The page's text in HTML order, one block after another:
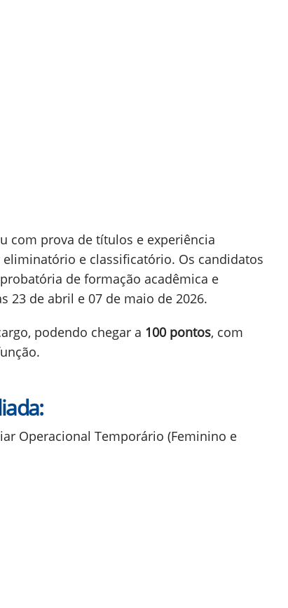
com prova de títulos e experiência
eliminatório e classificatório. Os candidatos
de formação acadêmica e
23 de abril e 07 de maio de 2026.
podendo chegar a 100 pontos, com
Operacional Temporário (Feminino e